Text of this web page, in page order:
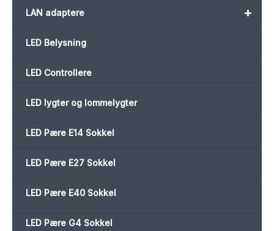
+
LAN adaptere
LED Belysning
LED Controllere
LED lygter og lommelygter
LED Pære E14 Sokkel
LED Pære E27 Sokkel
LED Pære E40 Sokkel
LED Pære G4 Sokkel